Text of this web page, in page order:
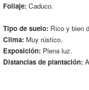
Follaje: Caduco.
Tipo de suelo: Rico y bien
Clima: Muy rústico.
Exposición: Plena luz.
Distancias de plantación: